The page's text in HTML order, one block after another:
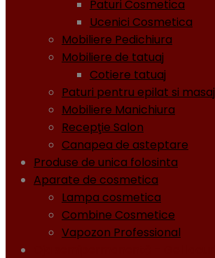
Paturi Cosmetica
Ucenici Cosmetica
Mobiliere Pedichiura
Mobiliere de tatuaj
Cotiere tatuaj
Paturi pentru epilat si masaj
Mobiliere Manichiura
Recepţie Salon
Canapea de asteptare
Produse de unica folosinta
Aparate de cosmetica
Lampa cosmetica
Combine Cosmetice
Vapozon Professional